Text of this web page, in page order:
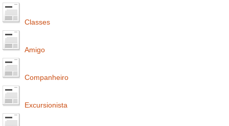
Classes
Amigo
Companheiro
Excursionista